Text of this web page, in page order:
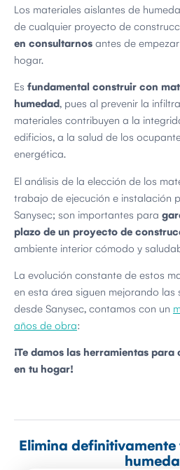
Los materiales aislantes de
de cualquier proyecto de
en consultarnos antes de
hogar.
Es fundamental construir con
humedad, pues al prevenir la
materiales contribuyen a la
edificios, a la salud de los
energética.
El análisis de la elección de los
trabajo de ejecución e instalación
Sanysec; son importantes para
plazo de un proyecto de
ambiente interior cómodo y
La evolución constante de estos
en esta área siguen mejorando las
desde Sanysec, contamos con un
años de obra:
¡Te damos las herramientas
en tu hogar!
Elimina